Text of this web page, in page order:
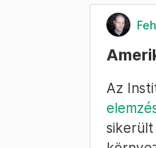
Az
sikerült